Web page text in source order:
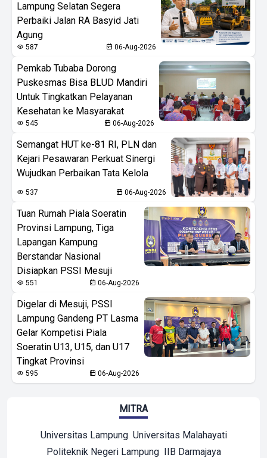
Lampung Selatan Segera
Perbaiki Jalan RA Basyid Jati
Agung
587 06-Aug-2026
Pemkab Tubaba Dorong
Puskesmas Bisa BLUD Mandiri
Untuk Tingkatkan Pelayanan
Kesehatan ke Masyarakat
545 06-Aug-2026
Semangat HUT ke-81 RI, PLN dan
Kejari Pesawaran Perkuat Sinergi
Wujudkan Perbaikan Tata Kelola
537 06-Aug-2026
Tuan Rumah Piala Soeratin
Provinsi Lampung, Tiga
Lapangan Kampung
Berstandar Nasional
Disiapkan PSSI Mesuji
551 06-Aug-2026
Digelar di Mesuji, PSSI
Lampung Gandeng PT Lasma
Gelar Kompetisi Piala
Soeratin U13, U15, dan U17
Tingkat Provinsi
595 06-Aug-2026
MITRA
Universitas Lampung Universitas Malahayati
Politeknik Negeri Lampung IIB Darmajaya